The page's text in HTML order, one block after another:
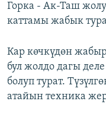
Горка - Ак-Таш
каттамы жабык
Кар көчкүдөн
бул жолдо дагы
болуп турат.
атайын техника